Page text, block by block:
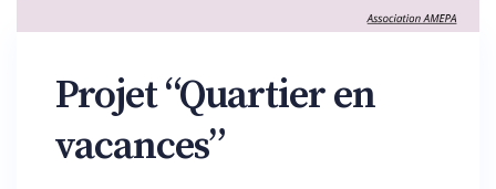
Projet “Quartier en
vacances”